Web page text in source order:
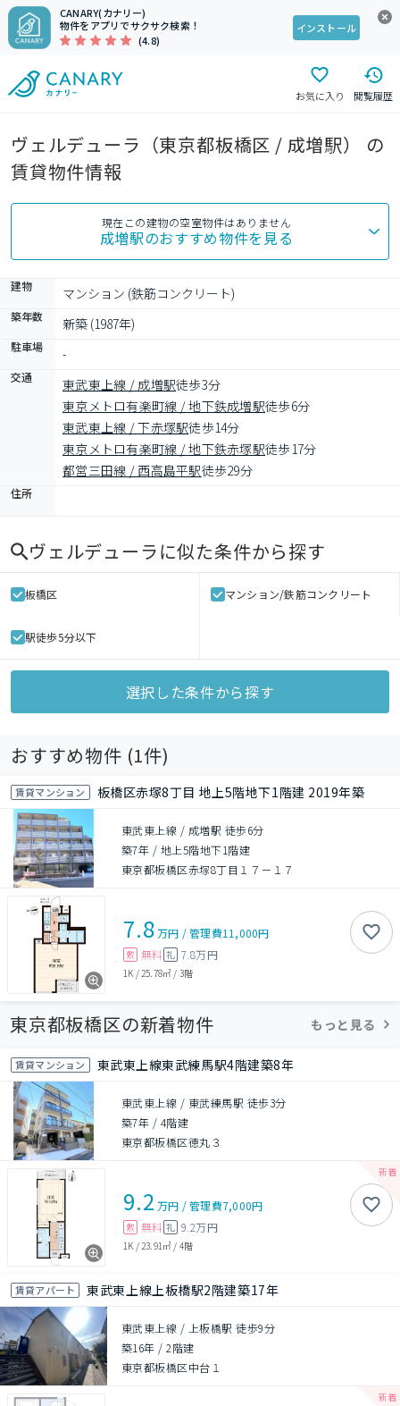
CANARY(カナリー)
物件をアプリでサクサク検索！
(4.8)
インストール
お気に入り 閲覧履歴
ヴェルデューラ（東京都板橋区 / 成増駅） の
賃貸物件情報
現在この建物の空室物件はありません
成増駅のおすすめ物件を見る
建物 マンション (鉄筋コンクリート)
築年数 新築 (1987年)
駐車場 -
交通 東武東上線 / 成増駅徒歩3分
東京メトロ有楽町線 / 地下鉄成増駅徒歩6分
東武東上線 / 下赤塚駅徒歩14分
東京メトロ有楽町線 / 地下鉄赤塚駅徒歩17分
都営三田線 / 西高島平駅徒歩29分
住所
ヴェルデューラに似た条件から探す
板橋区 マンション/鉄筋コンクリート
駅徒歩5分以下
選択した条件から探す
おすすめ物件 (1件)
賃貸マンション 板橋区赤塚8丁目 地上5階地下1階建 2019年築
東武東上線 / 成増駅 徒歩6分
築7年 / 地上5階地下1階建
東京都板橋区赤塚8丁目１７－１７
7.8万円 /管理費11,000円
敷 無料 礼 7.8万円
1K / 25.78㎡ / 3階
東京都板橋区の新着物件 もっと見る
賃貸マンション 東武東上線東武練馬駅4階建築8年
東武東上線 / 東武練馬駅 徒歩3分
築7年 / 4階建
東京都板橋区徳丸３
9.2 万円 /管理費7,000円
敷 無料 礼 9.2万円
1K / 23.91㎡ / 4階
賃貸アパート 東武東上線上板橋駅2階建築17年
東武東上線 / 上板橋駅 徒歩9分
築16年 /2階建
東京都板橋区中台１